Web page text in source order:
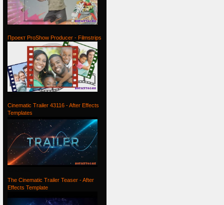
Проект ProShow Producer - Filmstrips
Cinematic Trailer 43116 - After Effects
Templates
The Cinematic Trailer Teaser - After
Effects Template